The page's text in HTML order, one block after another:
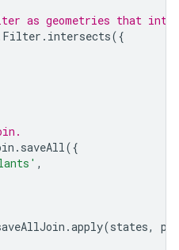
as geometries that
Filter . intersects({
. saveAll({
,
.apply(states,